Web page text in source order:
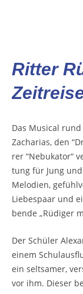
Rit­ter
Das Musi­cal rund
Zacha­ri­as, den
rer “Nebu­ka­tor“
tung für Jung
Melo­dien,
Lie­bes­paar und
ben­de „Rüdi­ger
Der Schü­ler
einem
ein selt­sa­mer,
vor ihm. Die­ser